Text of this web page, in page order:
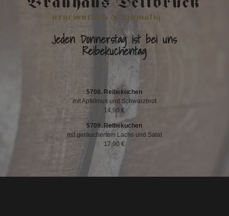
Jeden Donnerstag ist bei uns
Reibekuchentag
5708. Reibekuchen
mit Apfelmus und Schwarzbrot
14,90 €
5709. Reibekuchen
mit geräuchertem Lachs und Salat
17,90 €